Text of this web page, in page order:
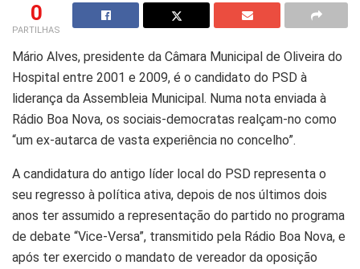
0
PARTILHAS
Mário Alves, presidente da Câmara Municipal de Oliveira do
Hospital entre 2001 e 2009, é o candidato do PSD à
liderança da Assembleia Municipal. Numa nota enviada à
Rádio Boa Nova, os sociais-democratas realçam-no como
“um ex-autarca de vasta experiência no concelho”.
A candidatura do antigo líder local do PSD representa o
seu regresso à política ativa, depois de nos últimos dois
anos ter assumido a representação do partido no programa
de debate “Vice-Versa”, transmitido pela Rádio Boa Nova, e
após ter exercido o mandato de vereador da oposição